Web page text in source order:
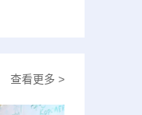
查看更多 >